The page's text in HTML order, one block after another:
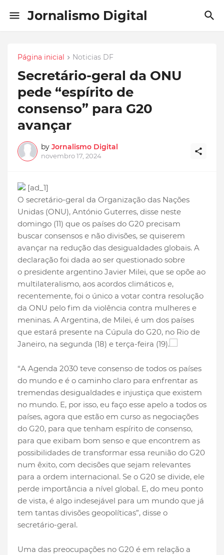
Jornalismo Digital
Página inicial Noticias DF
Secretário-geral da ONU
pede “espírito de
consenso” para G20
avançar
by Jornalismo Digital
novembro 17, 2024
[ad_1]
O secretário-geral da Organização das Nações
Unidas (ONU), António Guterres, disse neste
domingo (11) que os países do G20 precisam
buscar consensos e não divisões, se quiserem
avançar na redução das desigualdades globais. A
declaração foi dada ao ser questionado sobre
o presidente argentino Javier Milei, que se opõe ao
multilateralismo, aos acordos climáticos e,
recentemente, foi o único a votar contra resolução
da ONU pelo fim da violência contra mulheres e
meninas. A Argentina, de Milei, é um dos países
que estará presente na Cúpula do G20, no Rio de
Janeiro, na segunda (18) e terça-feira (19).
“A Agenda 2030 teve consenso de todos os países
do mundo e é o caminho claro para enfrentar as
tremendas desigualdades e injustiça que existem
no mundo. E, por isso, eu faço esse apelo a todos os
países, agora que estão em curso as negociações
do G20, para que tenham espírito de consenso,
para que exibam bom senso e que encontrem as
possibilidades de transformar essa reunião do G20
num êxito, com decisões que sejam relevantes
para a ordem internacional. Se o G20 se divide, ele
perde importância a nível global. E, do meu ponto
de vista, é algo indesejável para um mundo que já
tem tantas divisões geopolíticas”, disse o
secretário-geral.
Uma das preocupações no G20 é em relação a